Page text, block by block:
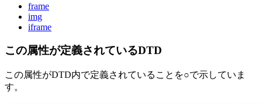
frame
img
iframe
この属性が定義されているDTD
この属性がDTD内で定義されていることを○で示していま
す。